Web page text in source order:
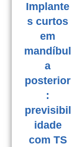
Implante
s curtos
em
mandíbul
a
posterior
:
previsibil
idade
com TS